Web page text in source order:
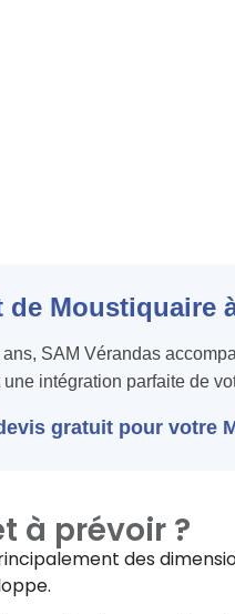
de Moustiquaire
SAM Vérandas
intégration parfaite de
gratuit pour votre
à prévoir ?
des